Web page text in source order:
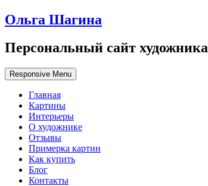
Ольга Шагина
Персональный сайт художника
Responsive Menu
Главная
Картины
Интерьеры
О художнике
Отзывы
Примерка картин
Как купить
Блог
Контакты